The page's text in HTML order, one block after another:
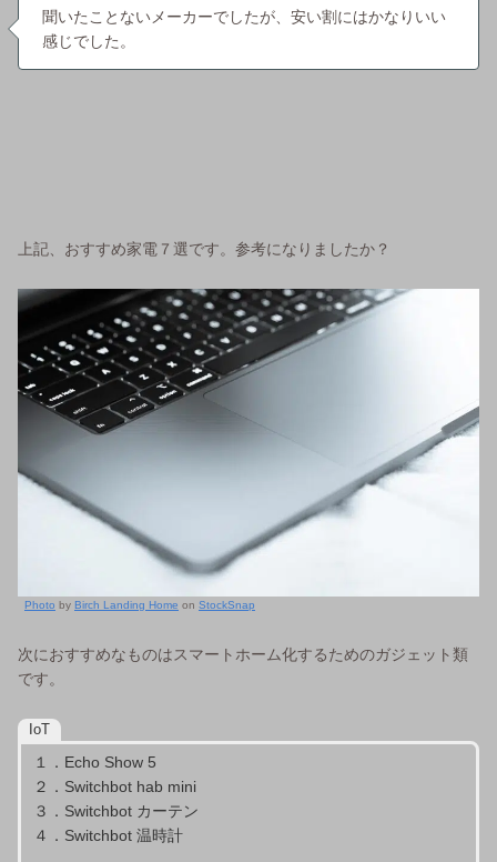
聞いたことないメーカーでしたが、安い割にはかなりいい
感じでした。
上記、おすすめ家電７選です。参考になりましたか？
Photo by Birch Landing Home on StockSnap
次におすすめなものはスマートホーム化するためのガジェット類
です。
IoT
１．Echo Show 5
２．Switchbot hab mini
３．Switchbot カーテン
４．Switchbot 温時計